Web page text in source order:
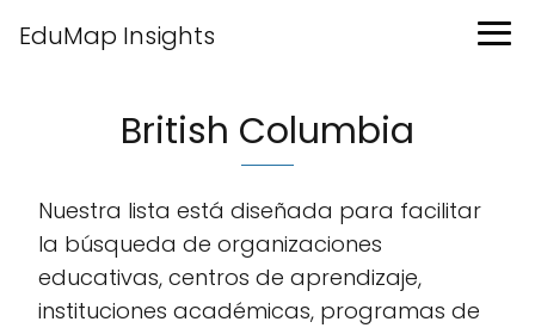
EduMap Insights
British Columbia
Nuestra lista está diseñada para facilitar
la búsqueda de organizaciones
educativas, centros de aprendizaje,
instituciones académicas, programas de